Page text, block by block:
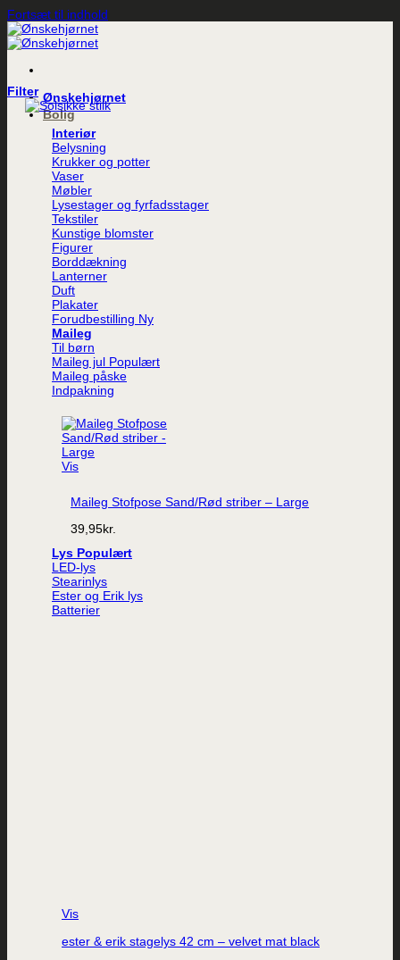
Fortsæt til indhold
Ønskehjørnet
Bolig
Interiør
Belysning
Krukker og potter
Vaser
Møbler
Lysestager og fyrfadsstager
Tekstiler
Kunstige blomster
Figurer
Borddækning
Lanterner
Duft
Plakater
Forudbestilling
Maileg
Til børn
Maileg jul
Maileg påske
Indpakning
Vis
Maileg Stofpose Sand/Rød striber – Large
39,95kr.
Lys
LED-lys
Stearinlys
Ester og Erik lys
Batterier
Vis
ester & erik stagelys 42 cm – velvet mat black
Filter